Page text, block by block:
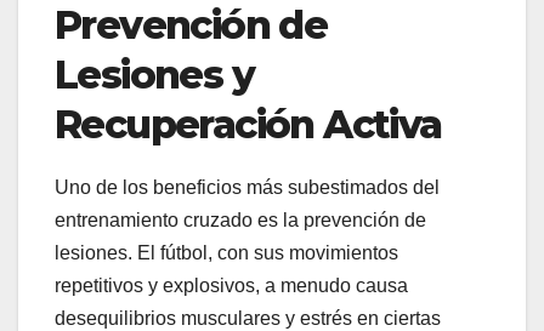
Prevención de
Lesiones y
Recuperación Activa
Uno de los beneficios más subestimados del
entrenamiento cruzado es la prevención de
lesiones. El fútbol, con sus movimientos
repetitivos y explosivos, a menudo causa
desequilibrios musculares y estrés en ciertas